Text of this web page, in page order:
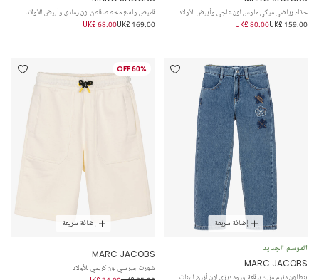
حذاء رياضي ميكي ماوس لون عاجي وأبيض للأولاد
UK£ 159.00
UK£ 80.00
قميص واسع مخطط قطن لون رمادي وأبيض للأولاد
UK£ 169.00
UK£ 68.00
إضافة سريعة
الموسم الجديد
MARC JACOBS
بنطلون دنيم مزين برقعة ورود ديزي لون أزرق للبنات
60% OFF
إضافة سريعة
MARC JACOBS
شورت جيرسي لون كريمي للأولاد